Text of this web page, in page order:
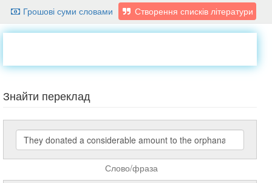
Грошові суми словами
Створення списків літератури
Знайти переклад
Слово/фраза